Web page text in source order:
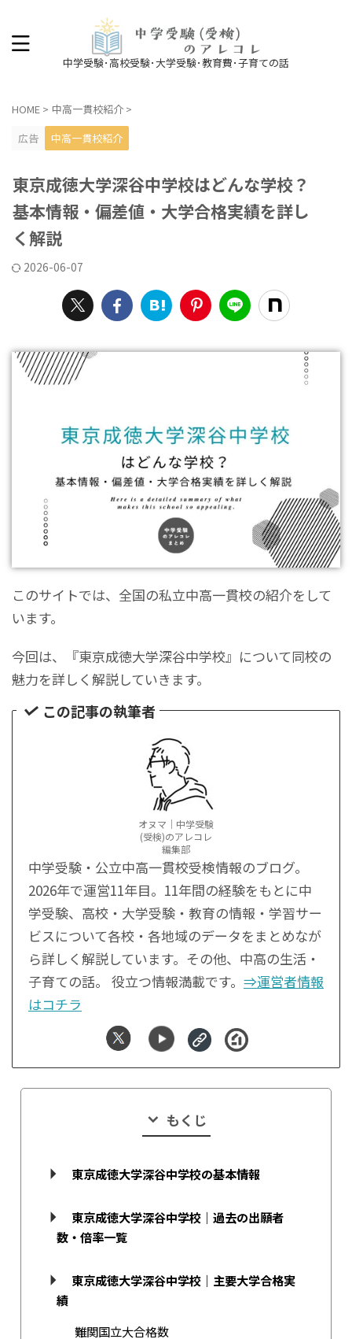
中学受験･高校受験･大学受験･教育費･子育ての話
HOME > 中高一貫校紹介 >
広告
中高一貫校紹介
東京成徳大学深谷中学校はどんな学校？
基本情報・偏差値・大学合格実績を詳し
く解説
2026-06-07
このサイトでは、全国の私立中高一貫校の紹介をして
います。
今回は、『東京成徳大学深谷中学校』について同校の
魅力を詳しく解説していきます。
この記事の執筆者
オヌマ｜中学受験
(受検)のアレコレ
編集部
中学受験・公立中高一貫校受検情報のブログ。
2026年で運営11年目。11年間の経験をもとに中
学受験、高校・大学受験・教育の情報・学習サー
ビスについて各校・各地域のデータをまとめなが
ら詳しく解説しています。その他、中高の生活・
子育ての話。 役立つ情報満載です。 ⇒運営者情報
はコチラ
もくじ
東京成徳大学深谷中学校の基本情報
東京成徳大学深谷中学校｜過去の出願者
数・倍率一覧
東京成徳大学深谷中学校｜主要大学合格実
績
難関国立大合格数